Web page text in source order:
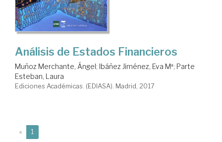
Análisis de Estados Financieros
Muñoz Merchante, Ángel; Ibáñez Jiménez, Eva Mª; Parte
Esteban, Laura
Ediciones Académicas. (EDIASA). Madrid, 2017
« 1